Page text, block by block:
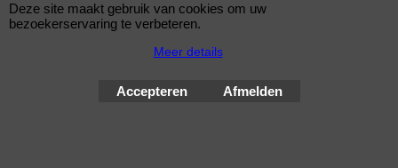
Asgat: 57mm
Deze site maakt gebruik van cookies om uw
bezoekerservaring te verbeteren.
Meer details
Accepteren Afmelden